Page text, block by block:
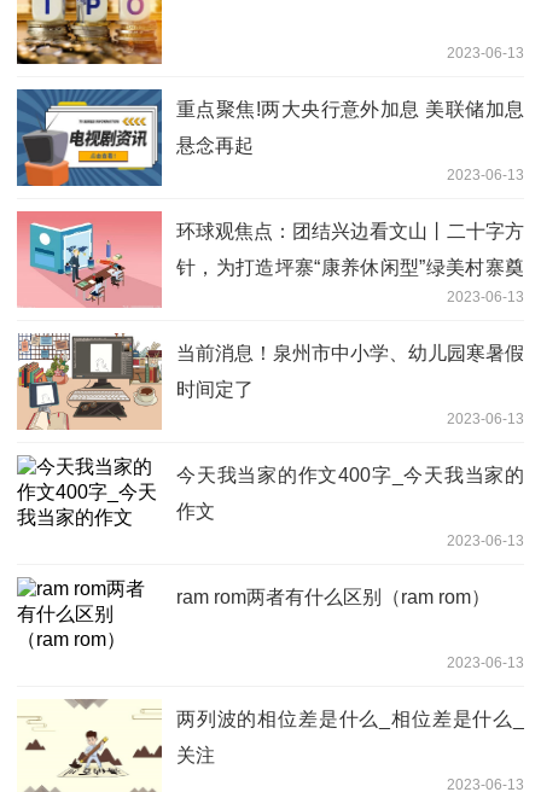
2023-06-13
重点聚焦!两大央行意外加息 美联储加息
悬念再起
2023-06-13
环球观焦点：团结兴边看文山丨二十字方
针，为打造坪寨“康养休闲型”绿美村寨奠
2023-06-13
当前消息！泉州市中小学、幼儿园寒暑假
时间定了
2023-06-13
今天我当家的作文400字_今天我当家的
作文
2023-06-13
ram rom两者有什么区别（ram rom）
2023-06-13
两列波的相位差是什么_相位差是什么_
关注
2023-06-13